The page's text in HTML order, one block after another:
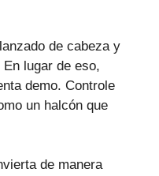
de cabeza y
lugar de eso,
demo. Controle
un halcón que
de manera